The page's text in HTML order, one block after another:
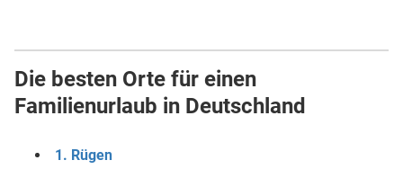
Die besten Orte für einen
Familienurlaub in Deutschland
1. Rügen